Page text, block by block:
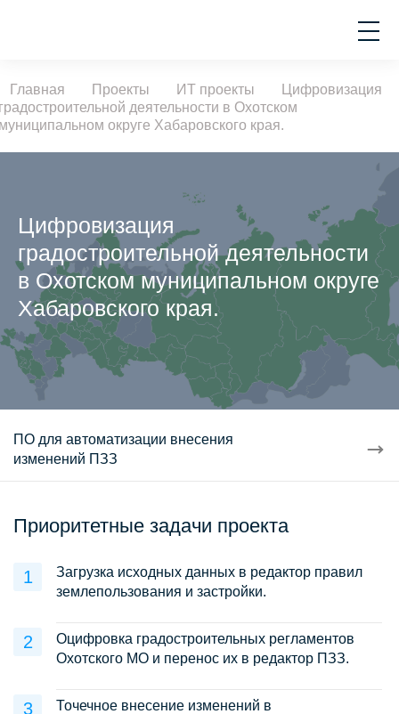
Главная Проекты ИТ проекты
Цифровизация
деятельности в Охотском
округе Хабаровского края.
Цифровизация
градостроительной деятельности
в Охотском муниципальном округе
Хабаровского края.
ПО для автоматизации внесения
изменений ПЗЗ
Приоритетные задачи проекта
Загрузка исходных данных в редактор правил
землепользования и застройки.
Оцифровка градостроительных регламентов
Охотского МО и перенос их в редактор ПЗЗ.
Точечное внесение изменений в